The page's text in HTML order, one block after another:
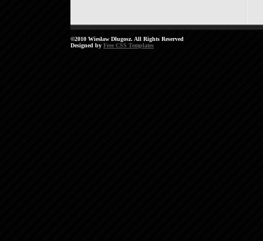
©2010 Wiesław Długosz. All Rights Reserved
Designed by Free CSS Templates